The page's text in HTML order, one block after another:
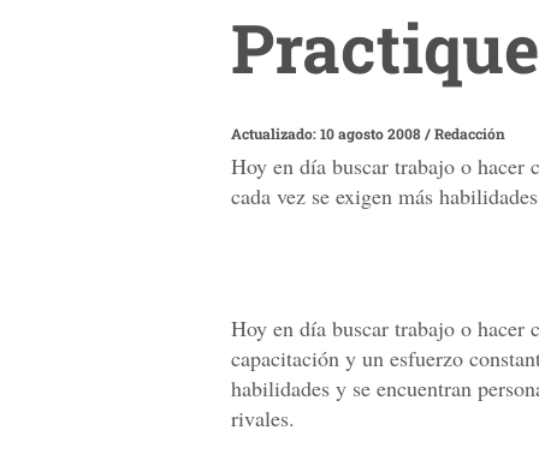
Actualizado: 10 agosto 2008/Redacción
Hoy en día buscar trabajo o hacer
cada vez se exigen más
Hoy en día buscar trabajo o hacer
capacitación y un esfuerzo
habilidades y se encuentran
rivales.